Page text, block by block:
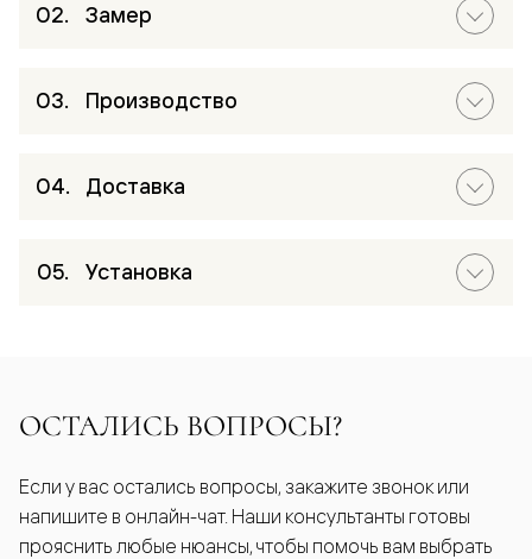
Замер
Производство
Доставка
Установка
ОСТАЛИСЬ ВОПРОСЫ?
Если у вас остались вопросы, закажите звонок или
напишите в онлайн-чат. Наши консультанты готовы
прояснить любые нюансы, чтобы помочь вам выбрать